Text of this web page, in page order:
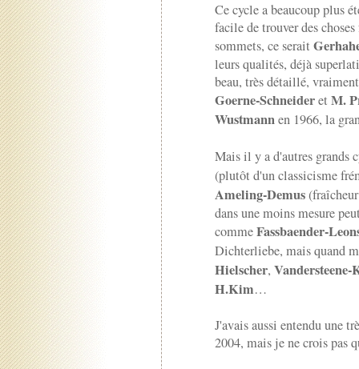
Ce cycle a beaucoup plus
facile de trouver des
sommets, ce serait
leurs qualités, déjà
beau, très détaillé,
Goerne-Schneideret M.
Wustmannen 1966, la
Mais il y a d'autres grands
(plutôt d'un classicisme
Ameling-Demus
dans une moins mesure
commeFassbaender-
Dichterliebe, mais quand
Hielscher, Vandersteene-
H.Kim…
J'avais aussi entendu une
2004, mais je ne crois pas